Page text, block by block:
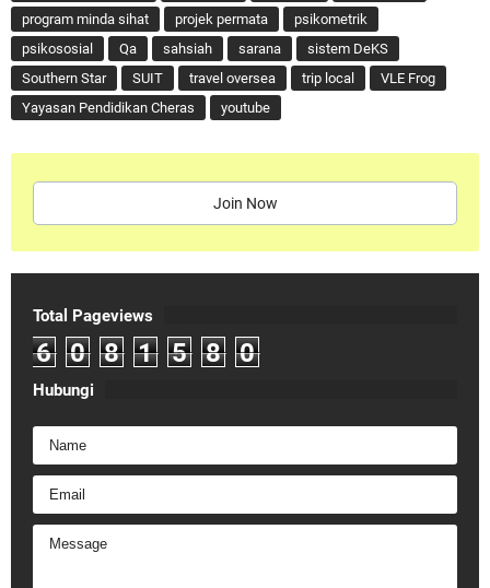
program minda sihat
projek permata
psikometrik
psikososial
Qa sahsiah sarana
sistem DeKS
Southern Star
SUIT travel oversea trip local
VLE Frog
Yayasan Pendidikan Cheras
youtube
Join Now
Total Pageviews
6 0 8 1 5 8 0
Hubungi